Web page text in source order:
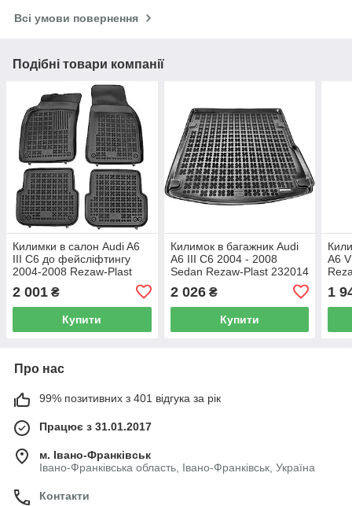
Всі умови повернення
Подібні товари компанії
Килимки в салон Audi A6
III C6 до фейсліфтингу
2004-2008 Rezaw-Plast
2 001 ₴
Купити
Килимок в багажник Audi
A6 III C6 2004 - 2008
Sedan Rezaw-Plast 232014
2 026₴
Купити
A6
1
Про нас
99% позитивних з 401 відгука за рік
Працює з 31.01.2017
м. Івано-Франківськ
Івано-Франківська область, Івано-Франківськ, Україна
Контакти